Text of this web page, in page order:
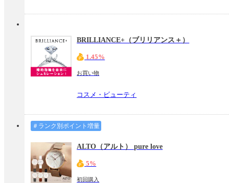
BRILLIANCE+（ブリリアンス＋）
1.45%
お買い物
コスメ・ビューティ
＃ランク別ポイント増量
ALTO（アルト） pure love
5%
初回購入